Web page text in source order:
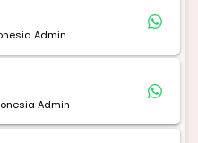
Admin
Admin